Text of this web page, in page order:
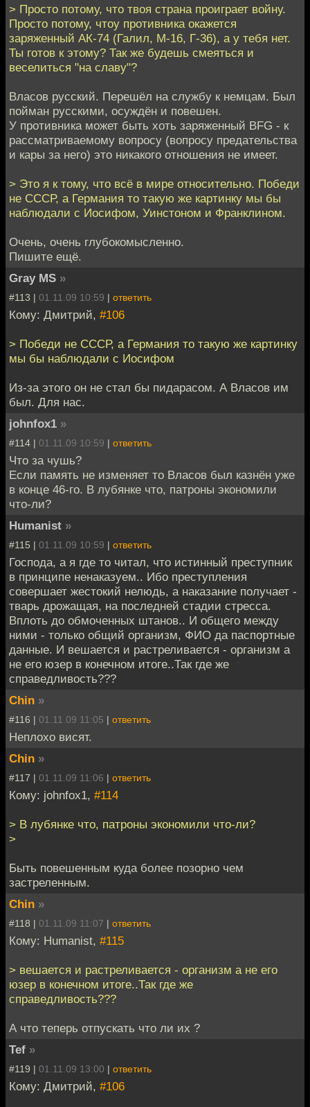
> Просто потому, что твоя страна проиграет войну.
Просто потому, чтоу противника окажется
заряженный АК-74 (Галил, М-16, Г-36), а у тебя нет.
Ты готов к этому? Так же будешь смеяться и
веселиться "на славу"?
Власов русский. Перешёл на службу к немцам. Был
пойман русскими, осуждён и повешен.
У противника может быть хоть заряженный BFG - к
рассматриваемому вопросу (вопросу предательства
и кары за него) это никакого отношения не имеет.
> Это я к тому, что всё в мире относительно. Победи
не СССР, а Германия то такую же картинку мы бы
наблюдали с Иосифом, Уинстоном и Франклином.
Очень, очень глубокомысленно.
Пишите ещё.
Gray MS »
#113 | 01.11.09 10:59 | ответить
Кому: Дмитрий, #106
> Победи не СССР, а Германия то такую же картинку
мы бы наблюдали с Иосифом
Из-за этого он не стал бы пидарасом. А Власов им
был. Для нас.
johnfox1 »
#114 | 01.11.09 10:59 | ответить
Что за чушь?
Если память не изменяет то Власов был казнён уже
в конце 46-го. В лубянке что, патроны экономили
что-ли?
Humanist »
#115 | 01.11.09 10:59 | ответить
Господа, а я где то читал, что истинный преступник
в принципе ненаказуем.. Ибо преступления
совершает жестокий нелюдь, а наказание получает -
тварь дрожащая, на последней стадии стресса.
Вплоть до обмоченных штанов.. И общего между
ними - только общий организм, ФИО да паспортные
данные. И вешается и растреливается - организм а
не его юзер в конечном итоге..Так где же
справедливость???
Chin »
#116 | 01.11.09 11:05 | ответить
Неплохо висят.
Chin »
#117 | 01.11.09 11:06 | ответить
Кому: johnfox1, #114
> В лубянке что, патроны экономили что-ли?
>
Быть повешенным куда более позорно чем
застреленным.
Chin »
#118 | 01.11.09 11:07 | ответить
Кому: Humanist, #115
> вешается и растреливается - организм а не его
юзер в конечном итоге..Так где же
справедливость???
А что теперь отпускать что ли их ?
Tef »
#119 | 01.11.09 13:00 | ответить
Кому: Дмитрий, #106